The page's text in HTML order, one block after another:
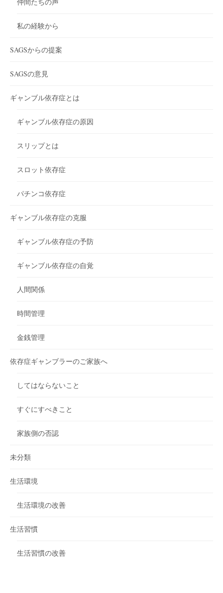
私の経験から
SAGSからの提案
SAGSの意見
ギャンブル依存症とは
ギャンブル依存症の原因
スリップとは
スロット依存症
パチンコ依存症
ギャンブル依存症の克服
ギャンブル依存症の予防
ギャンブル依存症の自覚
人間関係
時間管理
金銭管理
依存症ギャンブラーのご家族へ
してはならないこと
すぐにすべきこと
家族側の否認
未分類
生活環境
生活環境の改善
生活習慣
生活習慣の改善